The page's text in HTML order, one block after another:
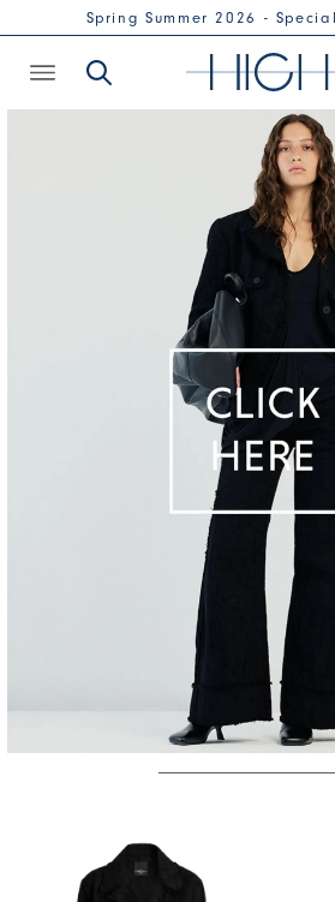
Spring Summer 2026 -